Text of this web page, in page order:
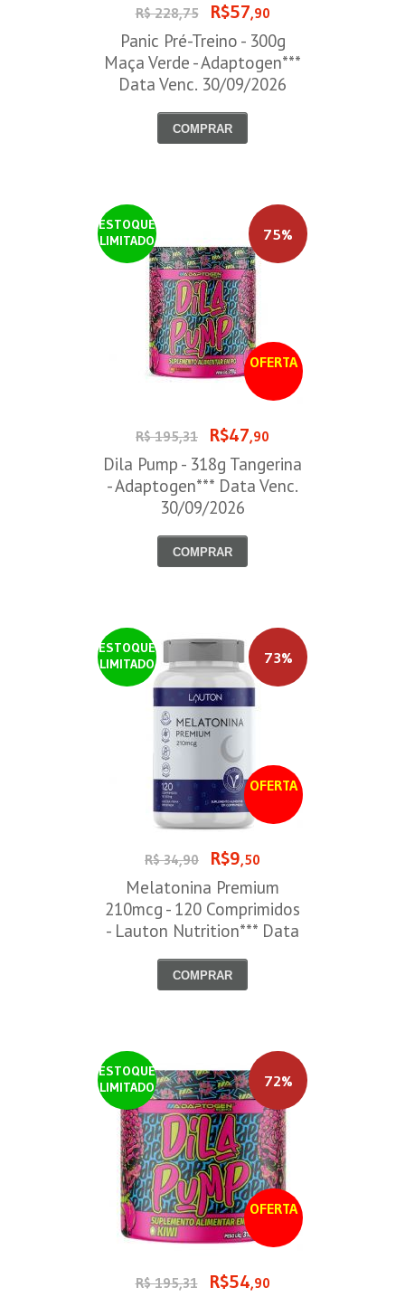
R$ 228,75 R$57,90
Panic Pré-Treino - 300g
Maça Verde - Adaptogen***
Data Venc. 30/09/2026
COMPRAR
ESTOQUE
LIMITADO
OFERTA
75%
R$ 195,31 R$47,90
Dila Pump - 318g Tangerina
- Adaptogen*** Data Venc.
30/09/2026
COMPRAR
ESTOQUE
LIMITADO
OFERTA
73%
R$ 34,90 R$9,50
Melatonina Premium
210mcg - 120 Comprimidos
- Lauton Nutrition*** Data
COMPRAR
ESTOQUE
LIMITADO
OFERTA
72%
R$ 195,31 R$54,90